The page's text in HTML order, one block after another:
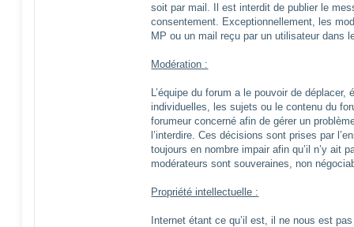
soit par mail. Il est interdit de publier le
consentement. Exceptionnellement, les
MP ou un mail reçu par un utilisateur dans
Modération :
L’équipe du forum a le pouvoir de
individuelles, les sujets ou le contenu du
forumeur concerné afin de gérer un
l’interdire. Ces décisions sont prises par
toujours en nombre impair afin qu’il n’y ait
modérateurs sont souveraines, non
Propriété intellectuelle :
Internet étant ce qu’il est, il ne nous est